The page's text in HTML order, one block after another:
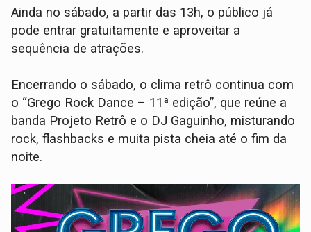
Ainda no sábado, a partir das 13h, o público já
pode entrar gratuitamente e aproveitar a
sequência de atrações.
Encerrando o sábado, o clima retrô continua com
o “Grego Rock Dance – 11ª edição”, que reúne a
banda Projeto Retrô e o DJ Gaguinho, misturando
rock, flashbacks e muita pista cheia até o fim da
noite.